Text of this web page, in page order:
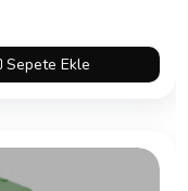
Sepete Ekle